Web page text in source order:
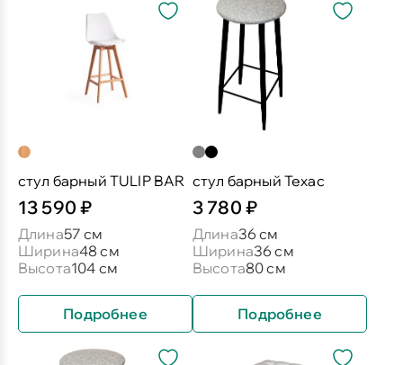
стул барный TULIP BAR
13 590 ₽
Длина57 см
Ширина48 см
Высота104 см
Подробнее
стул барный Техас
3 780 ₽
Длина36 см
Ширина36 см
Высота80 см
Подробнее